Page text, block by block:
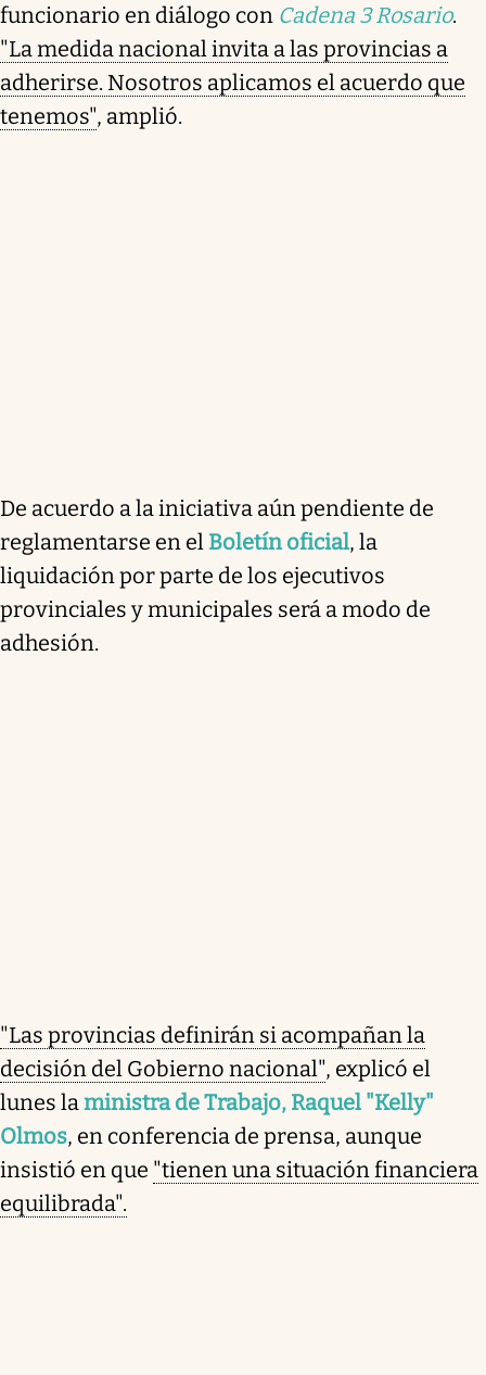
funcionario en diálogo con Cadena 3 Rosario.
"La medida nacional invita a las provincias a
adherirse. Nosotros aplicamos el acuerdo que
tenemos", amplió.
De acuerdo a la iniciativa aún pendiente de
reglamentarse en el Boletín oficial, la
liquidación por parte de los ejecutivos
provinciales y municipales será a modo de
adhesión.
"Las provincias definirán si acompañan la
decisión del Gobierno nacional", explicó el
lunes la ministra de Trabajo, Raquel "Kelly"
Olmos, en conferencia de prensa, aunque
insistió en que "tienen una situación financiera
equilibrada".